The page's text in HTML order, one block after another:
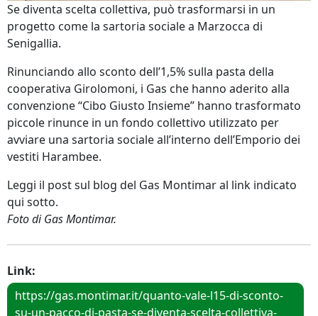
Se diventa scelta collettiva, può trasformarsi in un
progetto come la sartoria sociale a Marzocca di
Senigallia.
Rinunciando allo sconto dell’1,5% sulla pasta della
cooperativa Girolomoni, i Gas che hanno aderito alla
convenzione “Cibo Giusto Insieme” hanno trasformato
piccole rinunce in un fondo collettivo utilizzato per
avviare una sartoria sociale all’interno dell’Emporio dei
vestiti Harambee.
Leggi il post sul blog del Gas Montimar al link indicato
qui sotto.
Foto di Gas Montimar.
Link:
https://gas.montimar.it/quanto-vale-l15-di-sconto-
su-un-pacco-di-pasta-se-diventa-scelta-collettiva-